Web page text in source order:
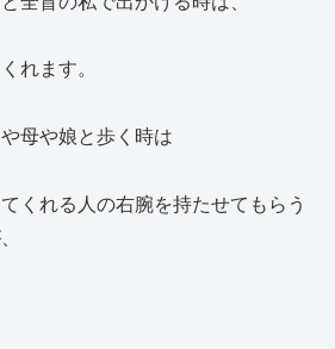
れます。
母や娘と歩く時は
くれる人の右腕を持たせてもらう